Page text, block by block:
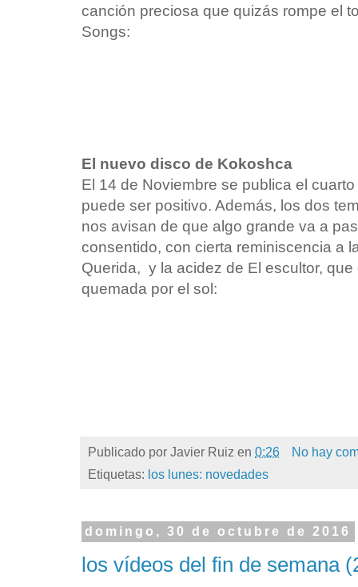
canción preciosa que quizás rompe el
Songs:
El nuevo disco de Kokoshca
El 14 de Noviembre se publica el
puede ser positivo. Además, los dos
nos avisan de que algo grande va a
consentido, con cierta reminiscencia a
Querida, y la acidez de El escultor,
quemada por el sol:
Publicado por Javier Ruiz en 0:26
No hay
Etiquetas: los lunes: novedades
domingo, 30 de octubre de 2016
los vídeos del fin de semana